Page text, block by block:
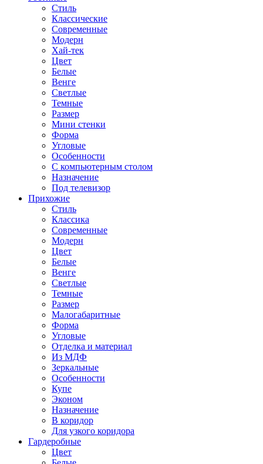
Стиль
Классические
Современные
Модерн
Хай-тек
Цвет
Белые
Венге
Светлые
Темные
Размер
Мини стенки
Форма
Угловые
Особенности
С компьютерным столом
Назначение
Под телевизор
Прихожие
Стиль
Классика
Современные
Модерн
Цвет
Белые
Венге
Светлые
Темные
Размер
Малогабаритные
Форма
Угловые
Отделка и материал
Из МДФ
Зеркальные
Особенности
Купе
Эконом
Назначение
В коридор
Для узкого коридора
Гардеробные
Цвет